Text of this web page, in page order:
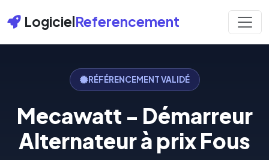
LogicielReferencement
RÉFÉRENCEMENT VALIDÉ
Mecawatt - Démarreur
Alternateur à prix Fous